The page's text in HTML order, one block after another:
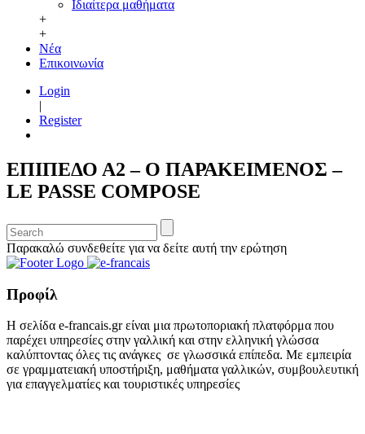
Ιδιαίτερα μαθήματα
+
+
Νέα
Επικοινωνία
Login
|
Register
ΕΠΙΠΕΔΟ Α2 – Ο ΠΑΡΑΚΕΙΜΕΝΟΣ –
LE PASSE COMPOSE
Παρακαλώ συνδεθείτε για να δείτε αυτή την ερώτηση
Προφίλ
Η σελίδα e-francais.gr είναι μια πρωτοποριακή πλατφόρμα που
παρέχει υπηρεσίες στην γαλλική και στην ελληνική γλώσσα
καλύπτοντας όλες τις ανάγκες σε γλωσσικά επίπεδα. Με εμπειρία
σε γραμματειακή υποστήριξη, μαθήματα γαλλικών, συμβουλευτική
για επαγγελματίες και τουριστικές υπηρεσίες